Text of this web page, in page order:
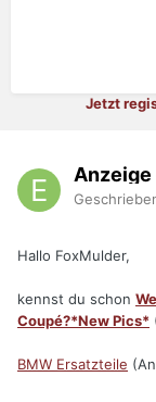
Jetzt
Anzeige
Hallo FoxMulder,
kennst du schon
Coupé?*New Pics*
BMW Ersatzteile